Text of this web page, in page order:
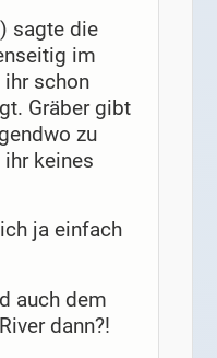
sagte die
im
ihr schon
Gräber gibt
zu
keines
ja einfach
auch dem
dann?!